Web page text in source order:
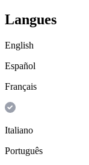
Langues
English
Español
Français
Italiano
Português